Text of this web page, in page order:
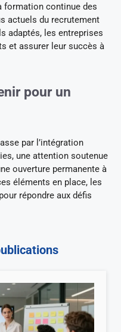
formation continue des
actuels du recrutement
adaptés, les entreprises
et assurer leur succès à
pour un
par l’intégration
une attention soutenue
ouverture permanente à
éléments en place, les
répondre aux défis